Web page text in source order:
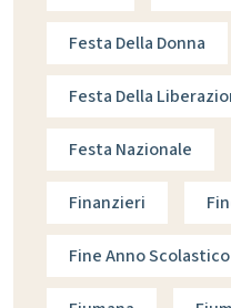
Festa Della Donna
Festa Della
Festa Nazionale
Finanzieri
Fine Anno Scolastico